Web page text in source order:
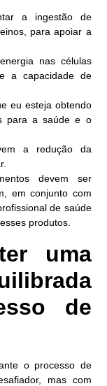
a ingestão de
para apoiar a
nas células
a capacidade de
eu esteja obtendo
para a saúde e o
a redução da
devem ser
em conjunto com
de saúde
produtos.
uma
de
o processo de
mas com